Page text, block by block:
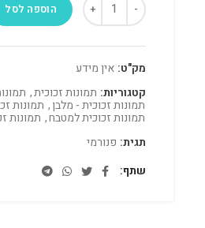
הוספה לסל
מק"ט: אין מידע
קטגוריות: תמונות זכוכית,
תמונות זכוכית - מלבן, תמונות
תמונות זכוכית למטבח, תמונות
תגית: פנורמי
שתף